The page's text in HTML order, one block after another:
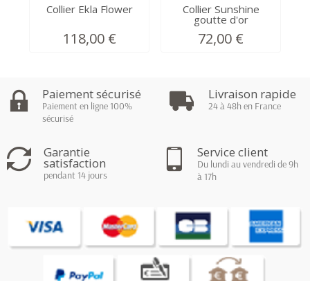
Collier Ekla Flower
118,00 €
Collier Sunshine
goutte d'or
72,00 €
Paiement sécurisé
Paiement en ligne 100%
sécurisé
Livraison rapide
24 à 48h en France
Garantie
satisfaction
pendant 14 jours
Service client
Du lundi au vendredi de 9h
à 17h